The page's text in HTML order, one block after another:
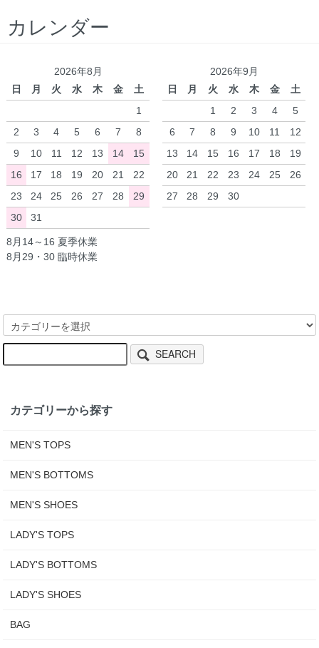
カレンダー
2026年8月
日
月 火 水 木 金
土
1
2
3 4 5 6 7
8
9
10 11 12 13 14
15
16
17 18 19 20 21
22
23
24 25 26 27 28
29
30
31
2026年9月
日
月 火 水 木 金
土
1
2 3 4
5
6
7 8 9 10 11
12
13
14 15 16 17 18
19
20
21 22 23 24 25
26
27
28 29 30
8月14～16 夏季休業
8月29・30 臨時休業
SEARCH
カテゴリーから探す
MEN'S TOPS
MEN'S BOTTOMS
MEN'S SHOES
LADY'S TOPS
LADY'S BOTTOMS
LADY'S SHOES
BAG